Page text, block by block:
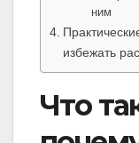
ним
избежать
Что